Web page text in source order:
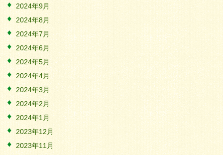
2024年9月
2024年8月
2024年7月
2024年6月
2024年5月
2024年4月
2024年3月
2024年2月
2024年1月
2023年12月
2023年11月